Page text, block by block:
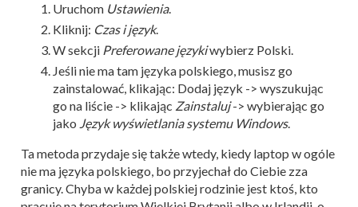
Uruchom Ustawienia.
Kliknij: Czas i język.
W sekcji Preferowane językiwybierz Polski.
Jeśli nie ma tam języka polskiego, musisz go
zainstalować, klikając: Dodaj język -> wyszukując
go na liście -> klikając Zainstaluj-> wybierając go
jako Język wyświetlania systemu Windows.
Ta metoda przydaje się także wtedy, kiedy laptop w ogóle
nie ma języka polskiego, bo przyjechał do Ciebie zza
granicy. Chyba w każdej polskiej rodzinie jest ktoś, kto